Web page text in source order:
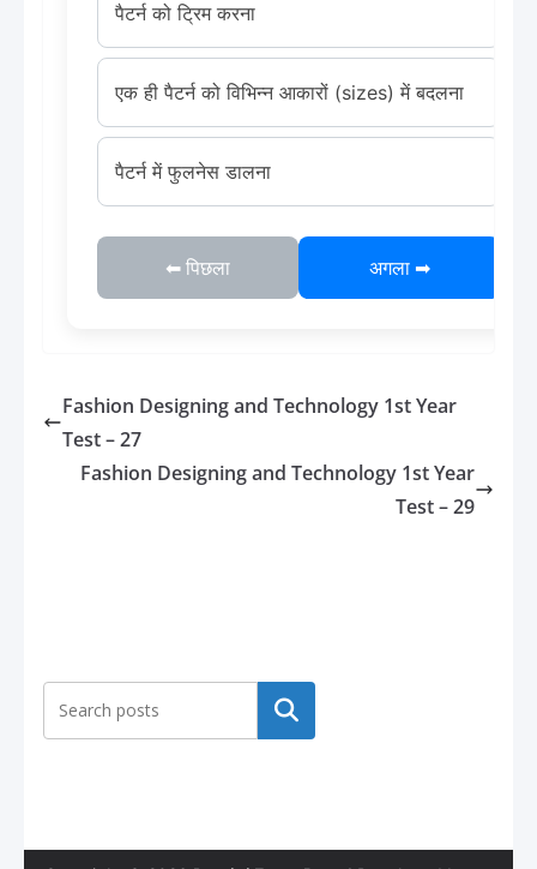
पैटर्न को ट्रिम करना
एक ही पैटर्न को विभिन्न आकारों (sizes) में बदलना
पैटर्न में फुलनेस डालना
⬅ पिछला अगला ➡
Fashion Designing and Technology 1st Year
Test – 27
Fashion Designing and Technology 1st Year
Test – 29
Search